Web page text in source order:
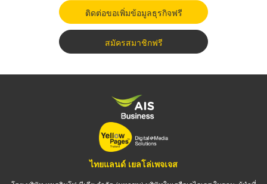
ติดต่อขอเพิ่มข้อมูลธุรกิจฟรี
สมัครสมาชิกฟรี
ไทยแลนด์ เยลโล่เพจเจส